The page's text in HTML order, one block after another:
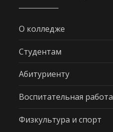
О колледже
Студентам
Абитуриенту
Воспитательная работа
Физкультура и спорт